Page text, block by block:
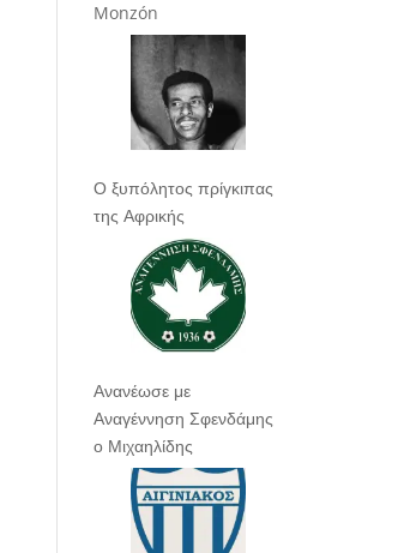
Monzón
Ο ξυπόλητος πρίγκιπας
της Αφρικής
Ανανέωσε με
Αναγέννηση Σφενδάμης
ο Μιχαηλίδης